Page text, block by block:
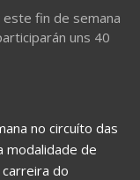
fin de semana
uns 40
no circuíto das
modalidade de
do